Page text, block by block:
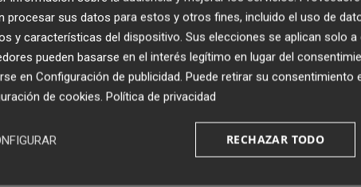
dará un especial protagonismo alpapel de la mujer .
potente elenco de conferenciantes, al que se unirá una
Media, que retransmitirán en directo a través de las
universitario.
, consultora SEO referente en
de ‘SEO on the beach’;
procesar sus datos para estos y otros fines, incluido el uso de
y características del dispositivo. Sus elecciones se aplican solo
pueden basarse en el interés legítimo en lugar del
en Configuración de publicidad. Puede retirar su consentimiento
de cookies. Política de privacidad
RECHAZAR TODO